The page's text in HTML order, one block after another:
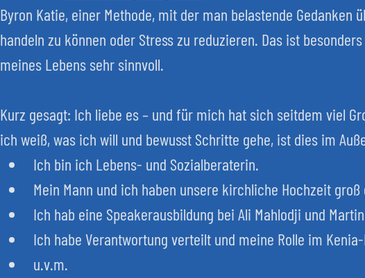
Byron Katie, einer Methode, mit der man belastende Gedanken
handeln zu können oder Stress zu reduzieren. Das ist
meines Lebens sehr sinnvoll.
Kurz gesagt: Ich liebe es – und für mich hat sich seitdem viel
ich weiß, was ich will und bewusst Schritte gehe, ist dies im
Ich bin ich Lebens- und Sozialberaterin.
Mein Mann und ich haben unsere kirchliche Hochzeit
Ich hab eine Speakerausbildung bei Ali Mahlodji und
Ich habe Verantwortung verteilt und meine Rolle im
u.v.m.